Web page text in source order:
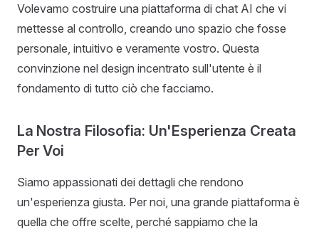
Volevamo costruire una piattaforma di chat AI che vi
mettesse al controllo, creando uno spazio che fosse
personale, intuitivo e veramente vostro. Questa
convinzione nel design incentrato sull'utente è il
fondamento di tutto ciò che facciamo.
La Nostra Filosofia: Un'Esperienza Creata
Per Voi
Siamo appassionati dei dettagli che rendono
un'esperienza giusta. Per noi, una grande piattaforma è
quella che offre scelte, perché sappiamo che la